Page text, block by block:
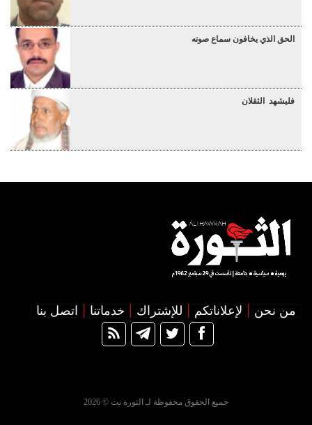
الحق الذي يخافون سماع صوته
فليشهد الثقلان
من نحن لإعلاناتكم للإشتراك خدماتنا اتصل بنا
جميع الحقوق محفوظة لـ الثورة نت © 2026